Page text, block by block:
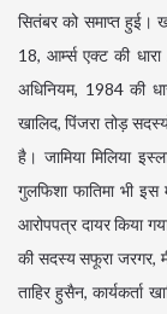
सितंबर को समाप्त हुई।
18, आर्म्स एक्ट की
अधिनियम, 1984 की
खालिद, पिंजरा तोड़
है। जामिया मिलिया
गुलफिशा फातिमा भी
आरोपपत्र दायर किया
की सदस्य सफूरा जरगर,
ताहिर हुसैन, कार्यकर्ता